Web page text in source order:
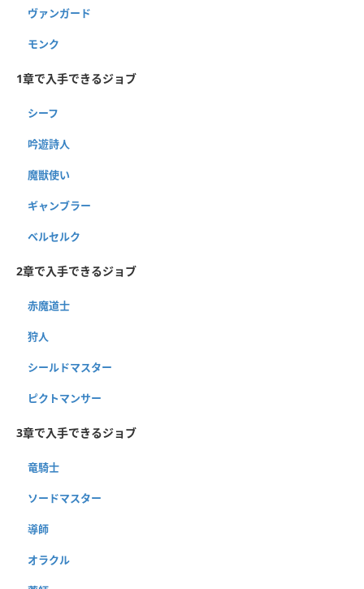
ヴァンガード
モンク
1章で入手できるジョブ
シーフ
吟遊詩人
魔獣使い
ギャンブラー
ベルセルク
2章で入手できるジョブ
赤魔道士
狩人
シールドマスター
ピクトマンサー
3章で入手できるジョブ
竜騎士
ソードマスター
導師
オラクル